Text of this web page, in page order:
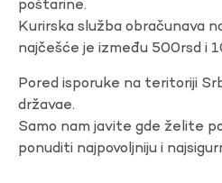
poštarine.
Kurirska služba obračunava
najčešće je između 500rsd i
Pored isporuke na teritoriji
državae.
Samo nam javite gde želite
ponuditi najpovoljniju i